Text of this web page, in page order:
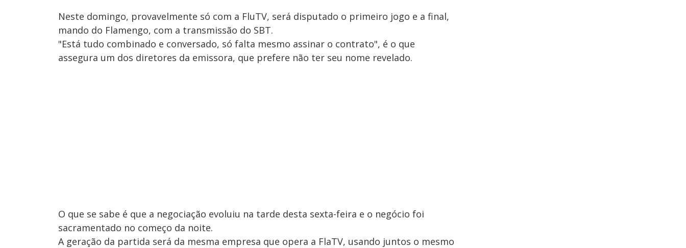
Neste domingo, provavelmente só com a FluTV, será disputado o primeiro jogo e a final,
mando do Flamengo, com a transmissão do SBT.
"Está tudo combinado e conversado, só falta mesmo assinar o contrato", é o que
assegura um dos diretores da emissora, que prefere não ter seu nome revelado.
O que se sabe é que a negociação evoluiu na tarde desta sexta-feira e o negócio foi
sacramentado no começo da noite.
A geração da partida será da mesma empresa que opera a FlaTV, usando juntos o mesmo